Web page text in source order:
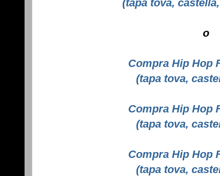
(tapa tova,
o
Compra Hip Hop
(tapa tova,
Compra Hip Hop
(tapa tova,
Compra Hip Hop
(tapa tova,